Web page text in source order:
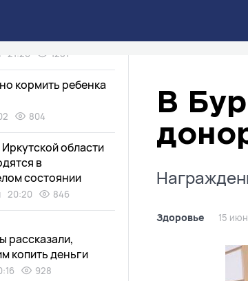
В
Здоровье 15
21:20 1281
кормить ребенка
804
области
в
состоянии
20:20 846
рассказали,
копить деньги
928